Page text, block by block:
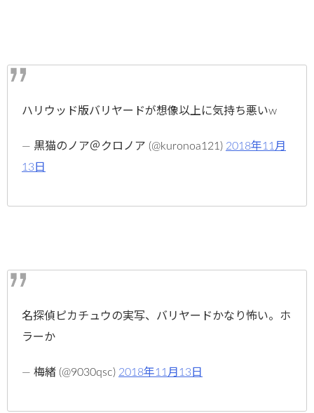
ハリウッド版バリヤードが想像以上に気持ち悪いw
— 黒猫のノア＠クロノア (@kuronoa121) 2018年11月
13日
名探偵ピカチュウの実写、バリヤードかなり怖い。ホ
ラーか
— 梅緒 (@9030qsc) 2018年11月13日